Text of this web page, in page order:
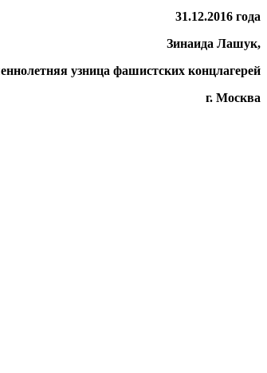
31.12.2016 года
Зинаида Лашук,
узница фашистских концлагерей
г. Москва